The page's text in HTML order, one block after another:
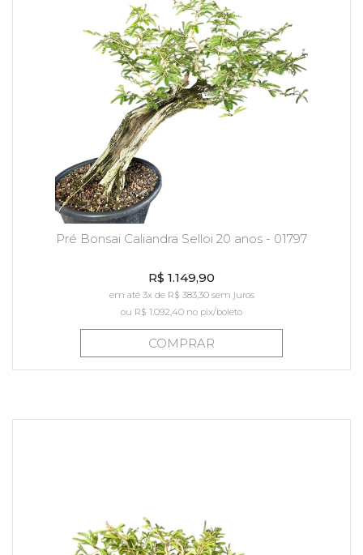
Pré Bonsai Caliandra Selloi 20 anos - 01797
R$ 1.149,90
em até 3x de R$ 383,30 sem juros
ou R$ 1.092,40 no pix/boleto
COMPRAR